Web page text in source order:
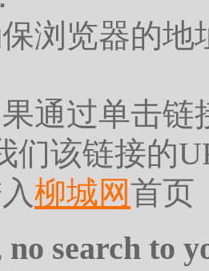
浏览器的
通过单击
们该链接的
柳城网首页
search to